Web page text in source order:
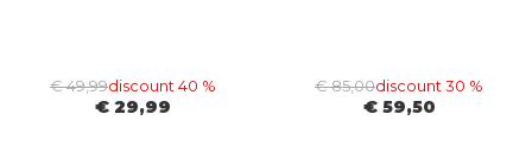
€ 49,99discount 40 %
€ 29,99
€ 85,00discount 30 %
€ 59,50